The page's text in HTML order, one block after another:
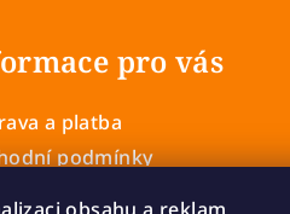
pro vás
a platba
podmínky